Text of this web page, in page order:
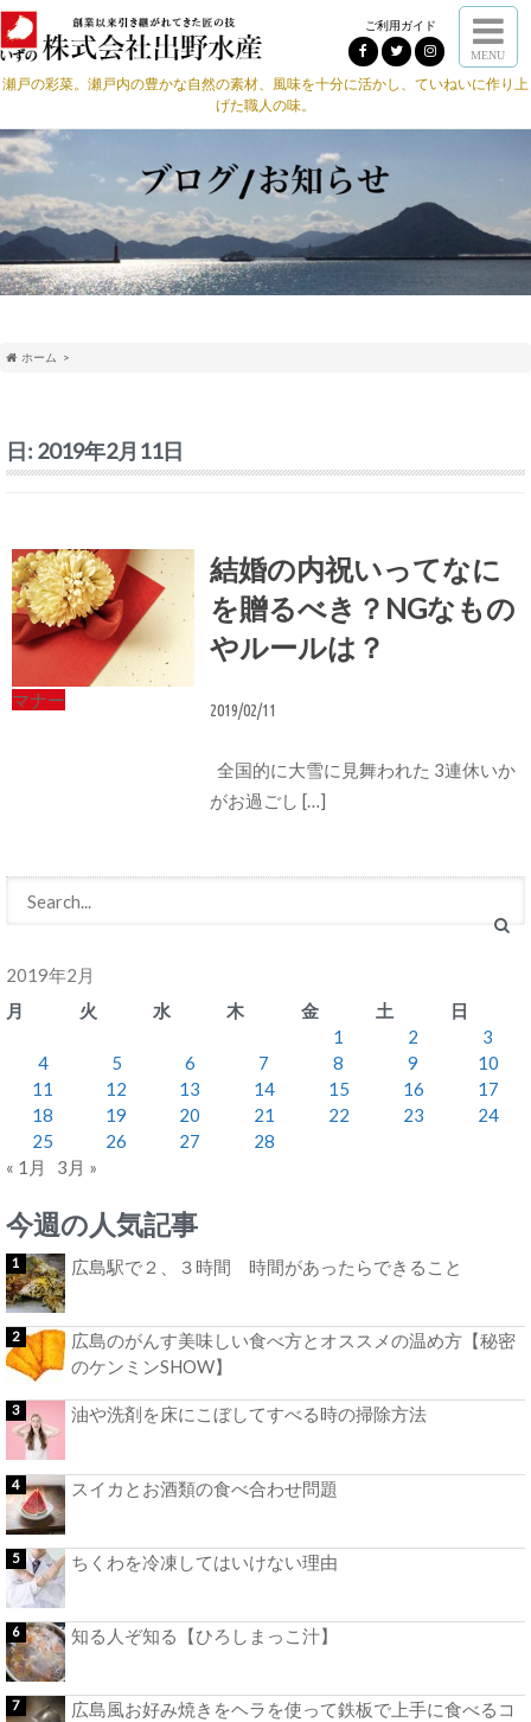
ご利用ガイド
MENU
瀬戸の彩菜。瀬戸内の豊かな自然の素材、風味を十分に活かし、ていねいに作り上
げた職人の味。
ホーム
日: 2019年2月11日
マナー
結婚の内祝いってなに
を贈るべき？NGなもの
やルールは？
2019/02/11
全国的に大雪に見舞われた 3連休いか
がお過ごし […]
2019年2月
月
火 水 木 金 土
日
1
2
3
4
5 6 7 8 9
10
11
12 13 14 15 16
17
18
19 20 21 22 23
24
25
26 27
28
« 1月
3月 »
今週の人気記事
広島駅で２、３時間 時間があったらできること
広島のがんす美味しい食べ方とオススメの温め方【秘密
のケンミンSHOW】
油や洗剤を床にこぼしてすべる時の掃除方法
スイカとお酒類の食べ合わせ問題
ちくわを冷凍してはいけない理由
知る人ぞ知る【ひろしまっこ汁】
広島風お好み焼きをヘラを使って鉄板で上手に食べるコ